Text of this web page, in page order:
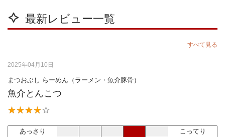
最新レビュー一覧
すべて見る
2025年04月10日
まつおぶし らーめん（ラーメン・魚介豚骨）
魚介とんこつ
あっさり こってり